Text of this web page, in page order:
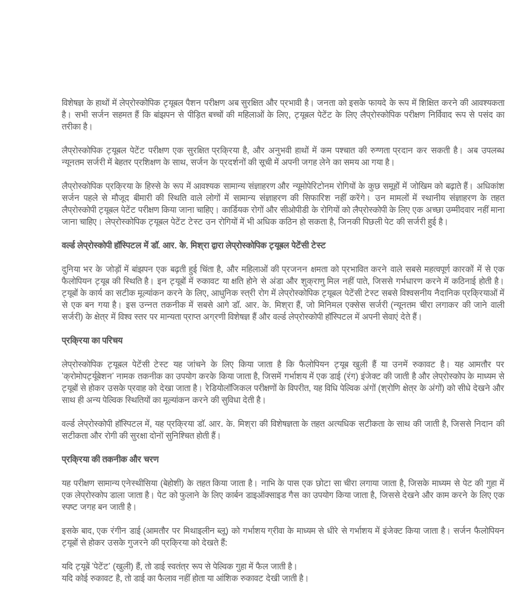
विशेषज्ञ के हाथों में लेप्रोस्कोपिक ट्यूबल पैशन परीक्षण अब सुरक्षित और प्रभावी है। जनता को इसके फायदे के रूप में शिक्षित करने की आवश्यकता
है। सभी सर्जन सहमत हैं कि बांझपन से पीड़ित बच्चों की महिलाओं के लिए, ट्यूबल पेटेंट के लिए लैप्रोस्कोपिक परीक्षण निर्विवाद रूप से पसंद का
तरीका है।
लैप्रोस्कोपिक ट्यूबल पेटेंट परीक्षण एक सुरक्षित प्रक्रिया है, और अनुभवी हाथों में कम पश्चात की रुग्णता प्रदान कर सकती है। अब उपलब्ध
न्यूनतम सर्जरी में बेहतर प्रशिक्षण के साथ, सर्जन के प्रदर्शनों की सूची में अपनी जगह लेने का समय आ गया है।
लैप्रोस्कोपिक प्रक्रिया के हिस्से के रूप में आवश्यक सामान्य संज्ञाहरण और न्यूमोपेरिटोनम रोगियों के कुछ समूहों में जोखिम को बढ़ाते हैं। अधिकांश
सर्जन पहले से मौजूद बीमारी की स्थिति वाले लोगों में सामान्य संज्ञाहरण की सिफारिश नहीं करेंगे। उन मामलों में स्थानीय संज्ञाहरण के तहत
लैप्रोस्कोपी ट्यूबल पेटेंट परीक्षण किया जाना चाहिए। कार्डियक रोगों और सीओपीडी के रोगियों को लैप्रोस्कोपी के लिए एक अच्छा उम्मीदवार नहीं माना
जाना चाहिए। लेप्रोस्कोपिक ट्यूबल पेटेंट टेस्ट उन रोगियों में भी अधिक कठिन हो सकता है, जिनकी पिछली पेट की सर्जरी हुई है।
वर्ल्ड लेप्रोस्कोपी हॉस्पिटल में डॉ. आर. के. मिश्रा द्वारा लेप्रोस्कोपिक ट्यूबल पेटेंसी टेस्ट
दुनिया भर के जोड़ों में बांझपन एक बढ़ती हुई चिंता है, और महिलाओं की प्रजनन क्षमता को प्रभावित करने वाले सबसे महत्वपूर्ण कारकों में से एक
फैलोपियन ट्यूब की स्थिति है। इन ट्यूबों में रुकावट या क्षति होने से अंडा और शुक्राणु मिल नहीं पाते, जिससे गर्भधारण करने में कठिनाई होती है।
ट्यूबों के कार्य का सटीक मूल्यांकन करने के लिए, आधुनिक स्त्री रोग में लेप्रोस्कोपिक ट्यूबल पेटेंसी टेस्ट सबसे विश्वसनीय नैदानिक ​​प्रक्रियाओं में
से एक बन गया है। इस उन्नत तकनीक में सबसे आगे डॉ. आर. के. मिश्रा हैं, जो मिनिमल एक्सेस सर्जरी (न्यूनतम चीरा लगाकर की जाने वाली
सर्जरी) के क्षेत्र में विश्व स्तर पर मान्यता प्राप्त अग्रणी विशेषज्ञ हैं और वर्ल्ड लेप्रोस्कोपी हॉस्पिटल में अपनी सेवाएं देते हैं।
प्रक्रिया का परिचय
लेप्रोस्कोपिक ट्यूबल पेटेंसी टेस्ट यह जांचने के लिए किया जाता है कि फैलोपियन ट्यूब खुली हैं या उनमें रुकावट है। यह आमतौर पर
'क्रोमोपर्ट्यूबेशन' नामक तकनीक का उपयोग करके किया जाता है, जिसमें गर्भाशय में एक डाई (रंग) इंजेक्ट की जाती है और लेप्रोस्कोप के माध्यम से
ट्यूबों से होकर उसके प्रवाह को देखा जाता है। रेडियोलॉजिकल परीक्षणों के विपरीत, यह विधि पेल्विक अंगों (श्रोणि क्षेत्र के अंगों) को सीधे देखने और
साथ ही अन्य पेल्विक स्थितियों का मूल्यांकन करने की सुविधा देती है।
वर्ल्ड लेप्रोस्कोपी हॉस्पिटल में, यह प्रक्रिया डॉ. आर. के. मिश्रा की विशेषज्ञता के तहत अत्यधिक सटीकता के साथ की जाती है, जिससे निदान की
सटीकता और रोगी की सुरक्षा दोनों सुनिश्चित होती हैं।
प्रक्रिया की तकनीक और चरण
यह परीक्षण सामान्य एनेस्थीसिया (बेहोशी) के तहत किया जाता है। नाभि के पास एक छोटा सा चीरा लगाया जाता है, जिसके माध्यम से पेट की गुहा में
एक लेप्रोस्कोप डाला जाता है। पेट को फुलाने के लिए कार्बन डाइऑक्साइड गैस का उपयोग किया जाता है, जिससे देखने और काम करने के लिए एक
स्पष्ट जगह बन जाती है।
इसके बाद, एक रंगीन डाई (आमतौर पर मिथाइलीन ब्लू) को गर्भाशय ग्रीवा के माध्यम से धीरे से गर्भाशय में इंजेक्ट किया जाता है। सर्जन फैलोपियन
ट्यूबों से होकर उसके गुजरने की प्रक्रिया को देखते हैं:
यदि ट्यूबें 'पेटेंट' (खुली) हैं, तो डाई स्वतंत्र रूप से पेल्विक गुहा में फैल जाती है।
यदि कोई रुकावट है, तो डाई का फैलाव नहीं होता या आंशिक रुकावट देखी जाती है।